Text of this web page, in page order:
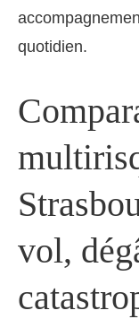
quotidien.
vol,